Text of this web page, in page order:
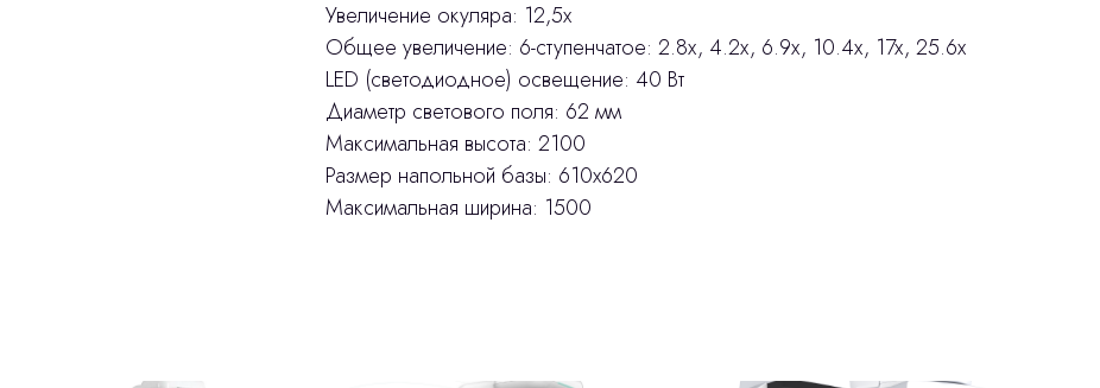
Увеличение окуляра: 12,5х
Общее увеличение: 6-ступенчатое: 2.8x, 4.2x, 6.9x, 10.4x, 17x, 25.6x
LED (светодиодное) освещение: 40 Вт
Диаметр светового поля: 62 мм
Максимальная высота: 2100
Размер напольной базы: 610x620
Максимальная ширина: 1500